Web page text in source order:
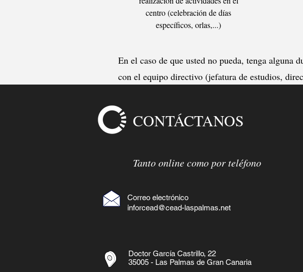
centro (celebración de días
específicos, orlas,...)
En el caso de que usted no pueda, tenga alguna
con el equipo directivo (jefatura de estudios,
CONTÁCTANOS
Tanto online como por teléfono
Correo electrónico
inforcead@cead-laspalmas.net
Doctor García Castrillo, 22
35005 - Las Palmas de Gran Canaria